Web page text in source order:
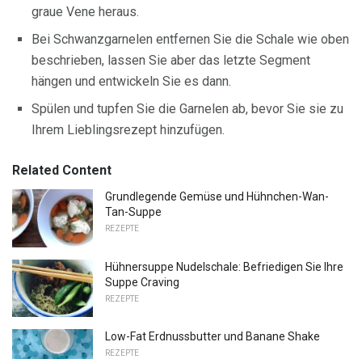
graue Vene heraus.
Bei Schwanzgarnelen entfernen Sie die Schale wie oben
beschrieben, lassen Sie aber das letzte Segment
hängen und entwickeln Sie es dann.
Spülen und tupfen Sie die Garnelen ab, bevor Sie sie zu
Ihrem Lieblingsrezept hinzufügen.
Related Content
Grundlegende Gemüse und Hühnchen-Wan-
Tan-Suppe
REZEPTE
Hühnersuppe Nudelschale: Befriedigen Sie Ihre
Suppe Craving
REZEPTE
Low-Fat Erdnussbutter und Banane Shake
REZEPTE